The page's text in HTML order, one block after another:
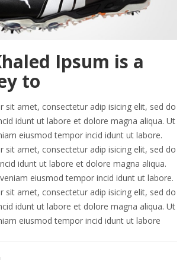
Ipsum is a
to
sit amet, consectetur adip isicing elit, sed do
idunt ut labore et dolore magna aliqua. Ut
eiusmod tempor incid idunt ut labore.
sit amet, consectetur adip isicing elit, sed do
idunt ut labore et dolore magna aliqua.
eiusmod tempor incid idunt ut labore.
sit amet, consectetur adip isicing elit, sed do
idunt ut labore et dolore magna aliqua. Ut
eiusmod tempor incid idunt ut labore